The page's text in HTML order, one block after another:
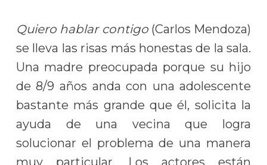
Quiero hablar contigo (Carlos Mendoza)
se lleva las risas más honestas de la sala.
Una madre preocupada porque su hijo
de 8/9 años anda con una adolescente
bastante más grande que él, solicita la
ayuda de una vecina que logra
solucionar el problema de una manera
muy particular. Los actores están